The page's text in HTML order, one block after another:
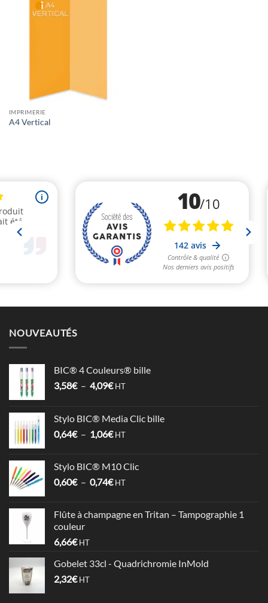
IMPRIMERIE
A4 Vertical
NOUVEAUTÉS
BIC® 4 Couleurs® bille
3,58€ – 4,09€Plage
3,58€
à
HT
Stylo BIC® Media Clic bille
0,64€ – 1,06€Plage
0,64€
à
HT
Stylo BIC® M10 Clic
0,60€ – 0,74€Plage
0,60€
HT
Flûte à champagne en Tritan – Tampographie 1
couleur
6,66€ HT
Gobelet 33cl - Quadrichromie InMold
2,32€ HT